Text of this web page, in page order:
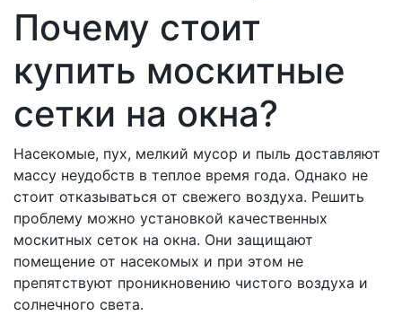
Почему стоит
купить москитные
сетки на окна?
Насекомые, пух, мелкий мусор и пыль доставляют
массу неудобств в теплое время года. Однако не
стоит отказываться от свежего воздуха. Решить
проблему можно установкой качественных
москитных сеток на окна. Они защищают
помещение от насекомых и при этом не
препятствуют проникновению чистого воздуха и
солнечного света.